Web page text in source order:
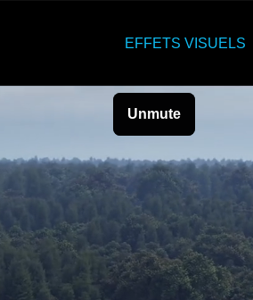
EFFETS VISUELS